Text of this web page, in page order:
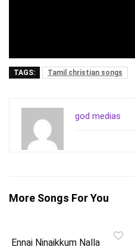
TAGS: Tamil christian songs
god medias
More Songs For You
Ennai Ninaikkum Nalla